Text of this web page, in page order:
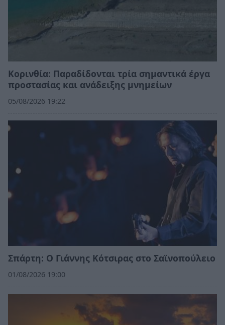
Κορινθία: Παραδίδονται τρία σημαντικά έργα
προστασίας και ανάδειξης μνημείων
05/08/2026 19:22
Σπάρτη: Ο Γιάννης Κότσιρας στο Σαϊνοπούλειο
01/08/2026 19:00